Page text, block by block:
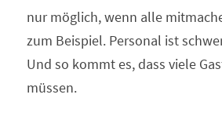
nur möglich, wenn alle
zum Beispiel. Personal ist
Und so kommt es, dass viele
müssen.